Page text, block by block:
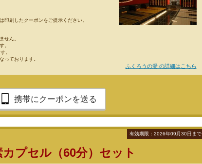
印刷したクーポンをご提示ください。
せん。
。
。
っております。
ふくろうの湯 の詳細はこちら
携帯にクーポンを送る
プセル（60分）セット
有効期限：2026年09月30日まで